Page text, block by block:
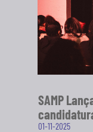
SAMP
01-11-2025